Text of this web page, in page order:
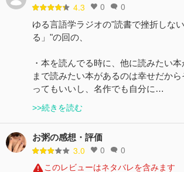
4.3 0 0
ゆる言語学ラジオの"読書で挫折しな
る」"の回の、
・本を読んでる時に、他に読みたい
まで読みたい本があるのは幸せだか
ってもいいし、名作でも自分に…
>>続きを読む
お粥の感想・評価
3.0 0 0
このレビューはネタバレを含みます